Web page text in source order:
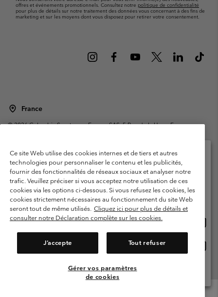
offres et événements promotionnels. Consultez notre politique de confidentialité
pour plus de détails sur notre traitement des données vous concernant à des fins de
marketing et sur les moyens dont vous disposez pour retirer votre consentement.
France
©2026Columbia Sportswear Europe SAS. 5 Rue de la Haye, Espace
Garanties Légales
Politique de confidentialité
Conditions d'utilisation - Membres
Conditions D'utilisation - Contenu généré par l'utilisateur
Impressum
Cookies
Public CBCR
Ce site Web utilise des cookies internes et de tiers et autres
technologies pour personnaliser le contenu et les publicités,
fournir des fonctionnalités de réseaux sociaux et analyser notre
trafic. Veuillez préciser si vous acceptez notre utilisation de ces
cookies via les options ci-dessous. Si vous refusez les cookies, les
cookies strictement nécessaires au fonctionnement du site Web
seront tout de même utilisés. Cliquez ici pour plus de détails et
consulter notre Déclaration complète sur les cookies.
J’accepte Tout refuser
Gérer vos paramètres
de cookies
Veuillez sélectionner votre pays d’expédition et
votre langue
Achats en ligne disponibles
United States
ligne
France
Voir Tous Les Pays